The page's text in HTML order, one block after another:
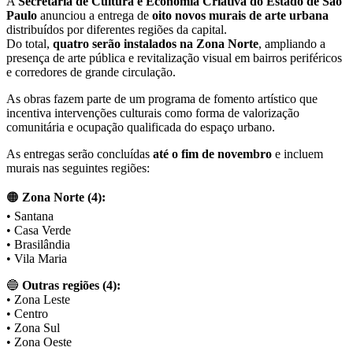
Paulo anunciou a entrega de oito novos murais de arte urbana
distribuídos por diferentes regiões da capital.
Do total, quatro serão instalados na Zona Norte, ampliando a
presença de arte pública e revitalização visual em bairros periféricos
e corredores de grande circulação.
As obras fazem parte de um programa de fomento artístico que
incentiva intervenções culturais como forma de valorização
comunitária e ocupação qualificada do espaço urbano.
As entregas serão concluídas até o fim de novembro e incluem
murais nas seguintes regiões:
🟠 Zona Norte (4):
• Santana
• Casa Verde
• Brasilândia
• Vila Maria
🔵 Outras regiões (4):
• Zona Leste
• Centro
• Zona Sul
• Zona Oeste